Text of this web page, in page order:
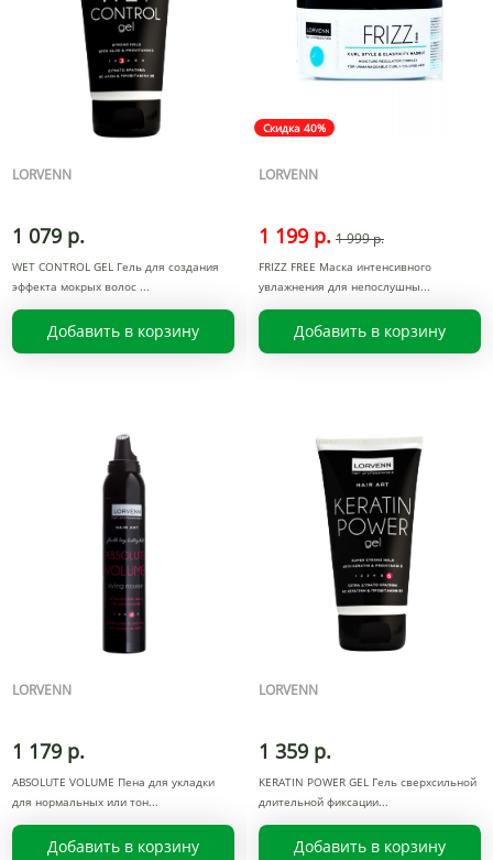
LORVENN
1 079 р.
WET CONTROL GEL Гель для создания
эффекта мокрых волос
Добавить в корзину
Скидка 40%
LORVENN
1 199 р. 1 999 р.
FRIZZ FREE Маска интенсивного
увлажнения для непослушны
Добавить в корзину
LORVENN
1 179 р.
ABSOLUTE VOLUME Пена для укладки
для нормальных или тон
Добавить в корзину
LORVENN
1 359 р.
KERATIN POWER GEL Гель сверхсильной
длительной фиксации
Добавить в корзину